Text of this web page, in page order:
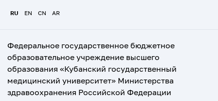
RU EN CN AR
Федеральное государственное бюджетное
образовательное учреждение высшего
образования «Кубанский государственный
медицинский университет» Министерства
здравоохранения Российской Федерации